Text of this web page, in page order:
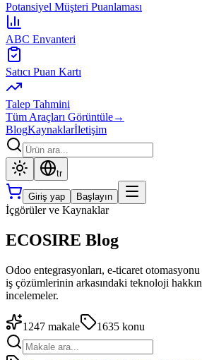
Potansiyel Müşteri Puanlaması
ABC Envanteri
Satıcı Puan Kartı
Talep Tahmini
Tüm Araçları Görüntüle→
BlogKaynaklarİletişim
tr
Giriş yap Başlayın
İçgörüler ve Kaynaklar
ECOSIRE Blog
Odoo entegrasyonları, e-ticaret
iş çözümlerinin arkasındaki teknoloji
incelemeler.
1247 makale 1635 konu